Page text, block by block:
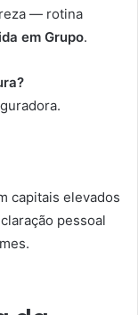
— rotina
em Grupo.
capitais elevados
pessoal